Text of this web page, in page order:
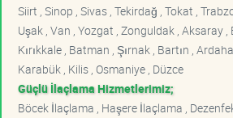
Siirt , Sinop , Sivas , Tekirdağ , Tokat ,
Uşak , Van , Yozgat , Zonguldak , Aksaray ,
Kırıkkale , Batman , Şırnak , Bartın ,
Karabük , Kilis , Osmaniye , Düzce
Güçlü İlaçlama Hizmetlerimiz;
Böcek İlaçlama , Haşere İlaçlama ,